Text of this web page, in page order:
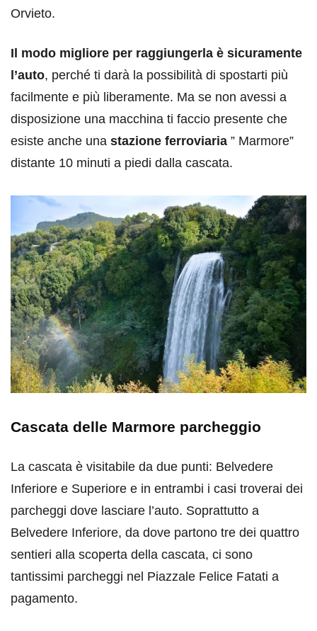
Orvieto.
Il modo migliore per raggiungerla è sicuramente
l’auto, perché ti darà la possibilità di spostarti più
facilmente e più liberamente. Ma se non avessi a
disposizione una macchina ti faccio presente che
esiste anche una stazione ferroviaria ” Marmore”
distante 10 minuti a piedi dalla cascata.
Cascata delle Marmore parcheggio
La cascata è visitabile da due punti: Belvedere
Inferiore e Superiore e in entrambi i casi troverai dei
parcheggi dove lasciare l’auto. Soprattutto a
Belvedere Inferiore, da dove partono tre dei quattro
sentieri alla scoperta della cascata, ci sono
tantissimi parcheggi nel Piazzale Felice Fatati a
pagamento.